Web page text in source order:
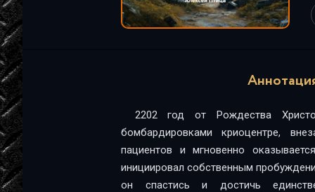
2202 год от Рождества
бомбардировками криоцентре,
пациентов и мгновенно
инициировал собственным
он спастись и достичь